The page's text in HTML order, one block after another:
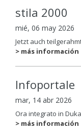
stila 2000
mié, 06 may 2026
Jetzt auch
> más información
Infoportale
mar, 14 abr 2026
Ora integrato in
> más información